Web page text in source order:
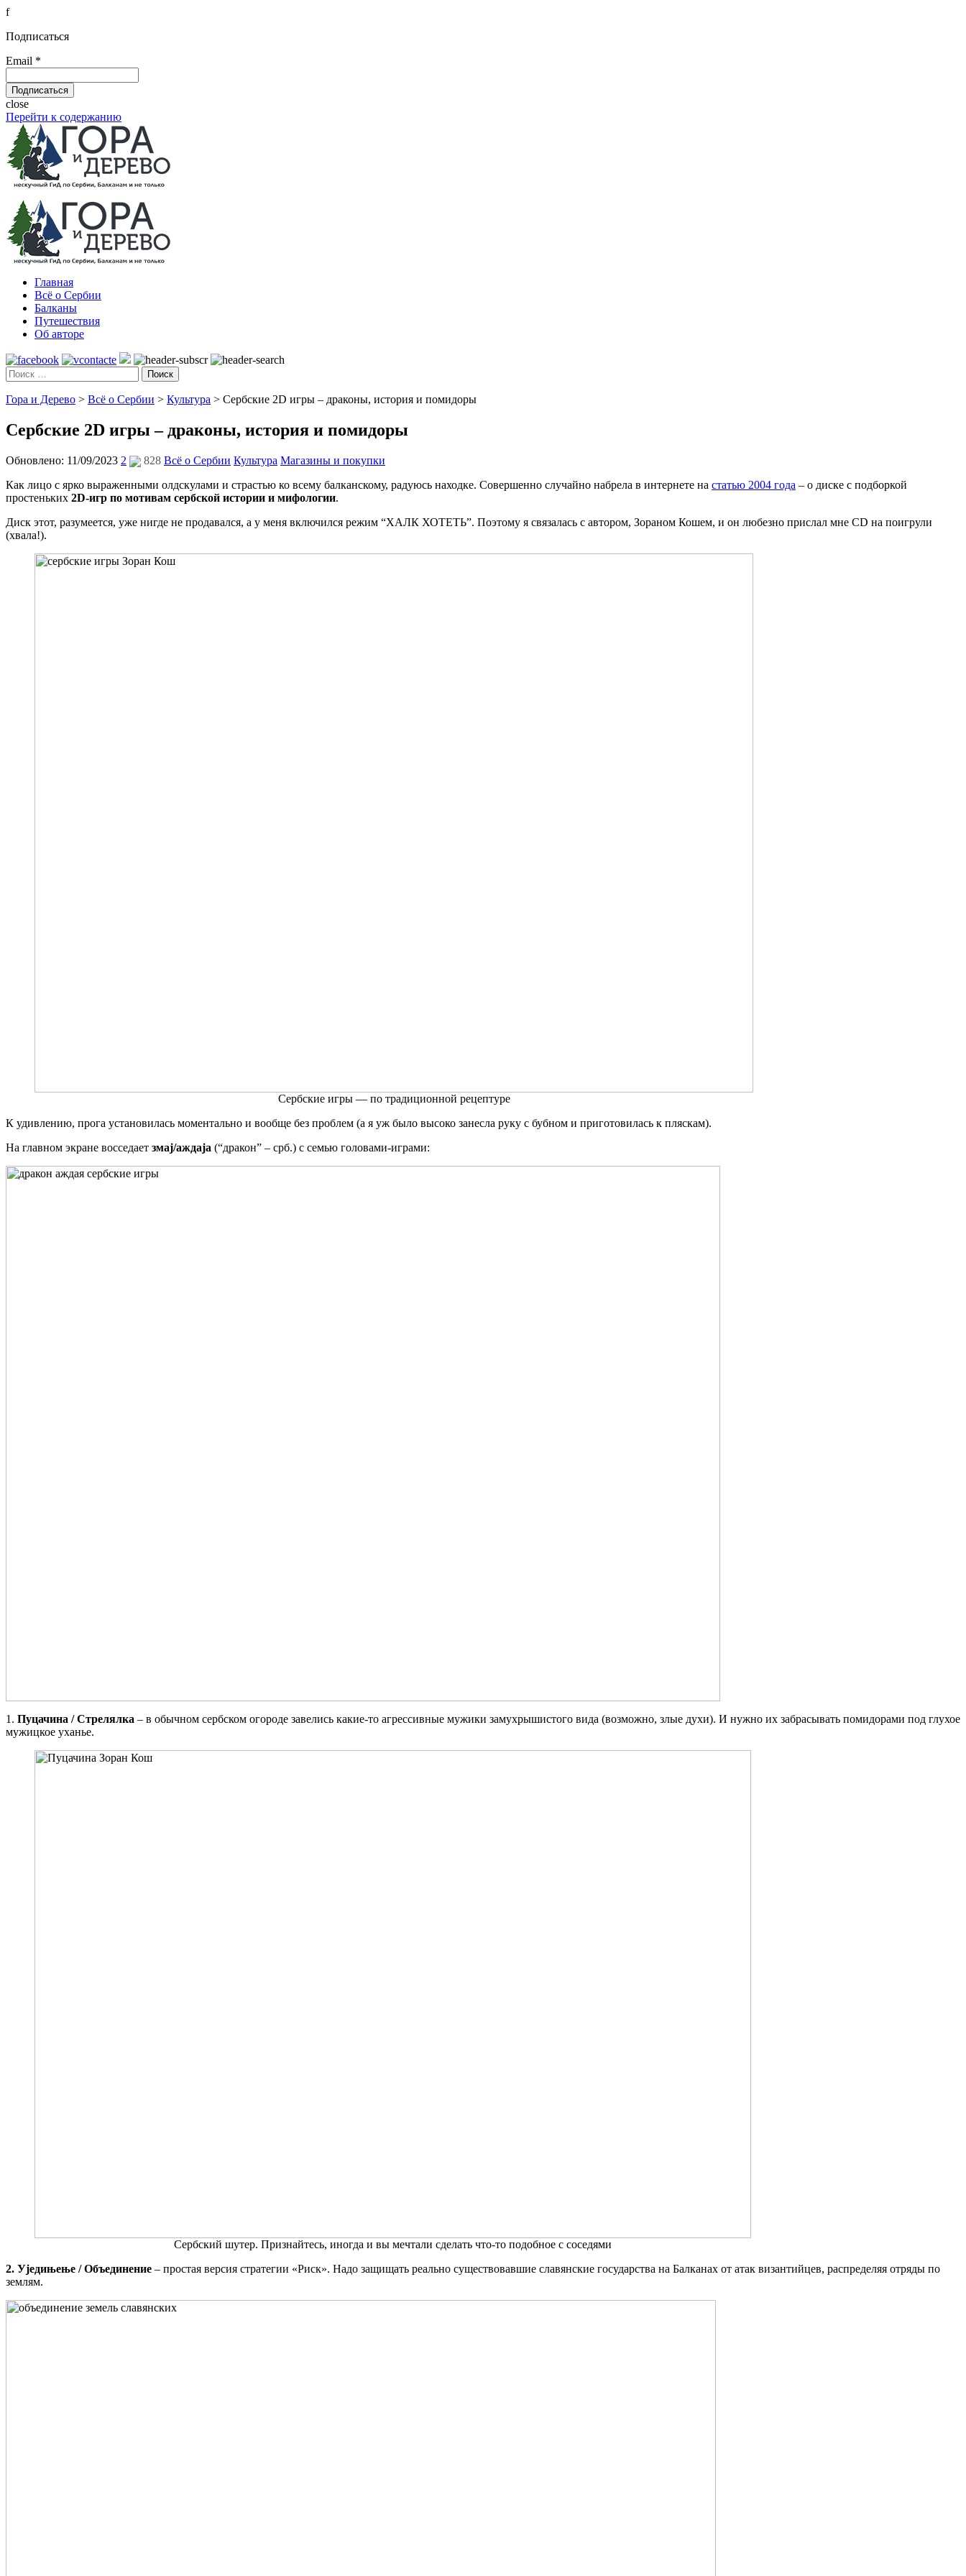
f
Подписаться
Email *
close
Перейти к содержанию
Главная
Всё о Сербии
Балканы
Путешествия
Об авторе
Поиск
Гора и Дерево > Всё о Сербии > Культура > Сербские 2D игры – драконы, история и помидоры
Сербские 2D игры – драконы, история и помидоры
Обновлено: 11/09/2023 2 828 Всё о Сербии Культура Магазины и покупки
Как лицо с ярко выраженными олдскулами и страстью ко всему балканскому, радуюсь находке. Совершенно случайно набрела в интернете на статью 2004 года – о диске с подборкой
простеньких 2D-игр по мотивам сербской истории и мифологии.
Диск этот, разумеется, уже нигде не продавался, а у меня включился режим “ХАЛК ХОТЕТЬ”. Поэтому я связалась с автором, Зораном Кошем, и он любезно прислал мне CD на поигрули
(хвала!).
Сербские игры — по традиционной рецептуре
К удивлению, прога установилась моментально и вообще без проблем (а я уж было высоко занесла руку с бубном и приготовилась к пляскам).
На главном экране восседает змаj/аждаjа (“дракон” – срб.) с семью головами-играми:
1. Пуцачина / Стрелялка – в обычном сербском огороде завелись какие-то агрессивные мужики замухрышистого вида (возможно, злые духи). И нужно их забрасывать помидорами под глухое
мужицкое уханье.
Сербский шутер. Признайтесь, иногда и вы мечтали сделать что-то подобное с соседями
2. Уједињење / Объединение – простая версия стратегии «Риск». Надо защищать реально существовавшие славянские государства на Балканах от атак византийцев, распределяя отряды по
землям.